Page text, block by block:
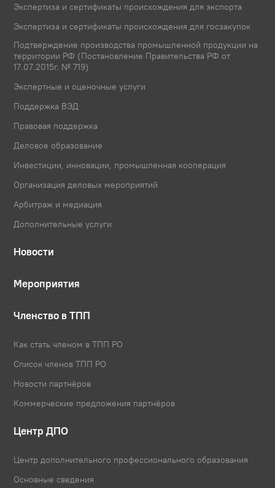
Экспертиза и сертификаты происхождения для экспорта
Экспертиза и сертификаты происхождения для госзакупок
Подтверждение производства промышленной продукции на
территории РФ (Постановление Правительства РФ от
17.07.2015г. № 719)
Экспертные и оценочные услуги
Поддержка ВЭД
Правовая поддержка
Деловое образование
Инвестиции, инновации, промышленная кооперация
Организация деловых мероприятий
Арбитраж и медиация
Дополнительные услуги
Новости
Мероприятия
Членство в ТПП
Как стать членом в ТПП РО
Список членов ТПП РО
Новости партнёров
Коммерческие предложения партнёров
Центр ДПО
Центр дополнительного профессионального образования
Основные сведения